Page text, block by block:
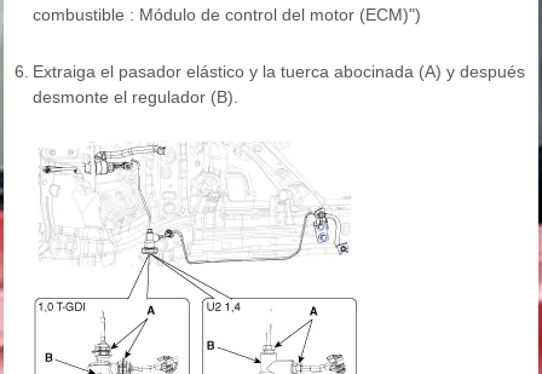
combustible : Módulo de control del motor (ECM)")
6. Extraiga el pasador elástico y la tuerca abocinada (A) y después
desmonte el regulador (B).